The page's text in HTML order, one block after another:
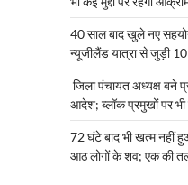
40 साल बाद खुले नए सहयोग
न्यूजीलैंड यात्रा से जुड़ी 10
जिला पंचायत अध्यक्ष बने
आदेश; ब्लॉक प्रमुखों पर भी
72 घंटे बाद भी खत्म नहीं
आठ लोगों के शव; एक की